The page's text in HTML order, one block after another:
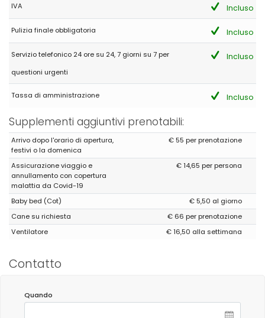
IVA Incluso
Pulizia finale obbligatoria Incluso
Servizio telefonico 24 ore su 24, 7 giorni su 7 per
questioni urgenti
Incluso
Tassa di amministrazione Incluso
Supplementi aggiuntivi prenotabili:
Arrivo dopo l'orario di apertura,
festivi o la domenica
€ 55 per prenotazione
Assicurazione viaggio e
annullamento con copertura
malattia da Covid-19
€ 14,65 per persona
Baby bed (Cot)
€ 5,50 al giorno
Cane su richiesta
€ 66 per prenotazione
Ventilatore
€ 16,50 alla settimana
Contatto
Quando